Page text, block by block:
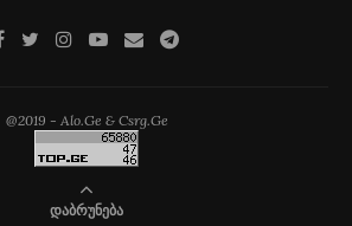
@2019 - Alo.Ge & Csrg.Ge
ᲓᲐᲑᲠᲣᲜᲔᲑᲐ